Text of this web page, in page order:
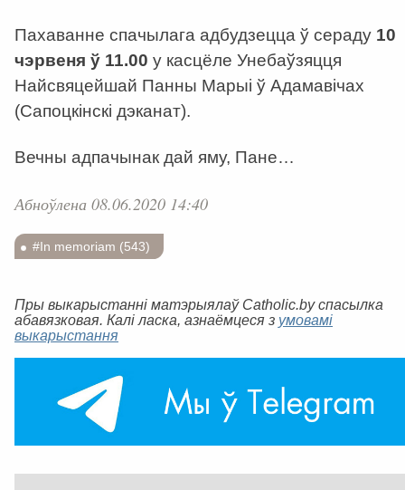
Пахаванне спачылага адбудзецца ў сераду 10
чэрвеня ў 11.00 у касцёле Унебаўзяцця
Найсвяцейшай Панны Марыі ў Адамавічах
(Сапоцкінскі дэканат).
Вечны адпачынак дай яму, Пане…
Абноўлена 08.06.2020 14:40
#In memoriam (543)
Пры выкарыстанні матэрыялаў Catholic.by спасылка
абавязковая. Калі ласка, азнаёмцеся з умовамі
выкарыстання